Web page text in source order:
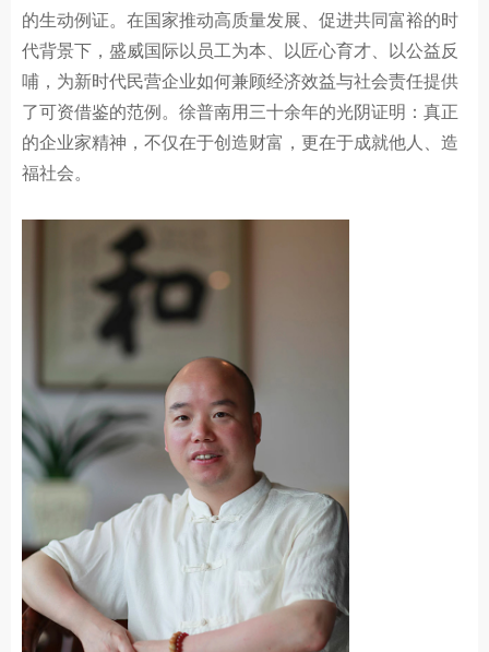
的生动例证。在国家推动高质量发展、促进共同富裕的时
代背景下，盛威国际以员工为本、以匠心育才、以公益反
哺，为新时代民营企业如何兼顾经济效益与社会责任提供
了可资借鉴的范例。徐普南用三十余年的光阴证明：真正
的企业家精神，不仅在于创造财富，更在于成就他人、造
福社会。